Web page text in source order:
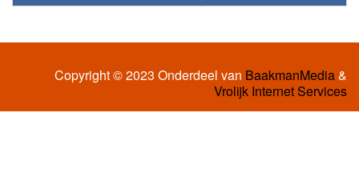
Copyright © 2023 Onderdeel van BaakmanMedia&
Vrolijk Internet Services